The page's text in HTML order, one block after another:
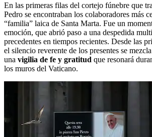
En las primeras filas del cortejo fúnebre que
Pedro se encontraban los colaboradores más
“familia” laica de Santa Marta. Fue un
emoción, que abrió paso a una despedida
precedentes en tiempos recientes. Desde las
el silencio reverente de los presentes se
una vigilia de fe y gratitud que resonará
los muros del Vaticano.